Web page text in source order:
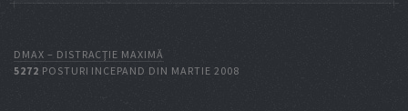
DMAX – DISTRACŢIE MAXIMĂ
5272 POSTURI INCEPAND DIN MARTIE 2008